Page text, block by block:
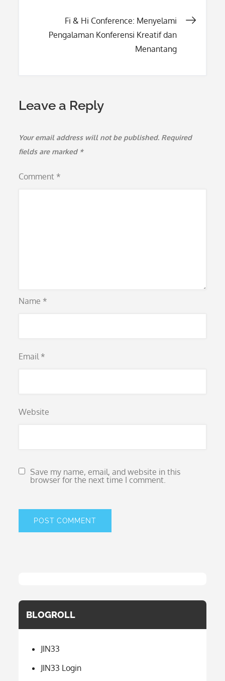
Fi & Hi Conference: Menyelami
Pengalaman Konferensi Kreatif dan
Menantang
Leave a Reply
Your email address will not be published. Required
fields are marked *
Comment *
Name *
Email *
Website
Save my name, email, and website in this
browser for the next time I comment.
BLOGROLL
JIN33
JIN33 Login